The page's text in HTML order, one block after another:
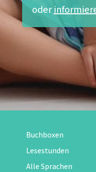
oder
Buchboxen
Lesestunden
Alle Sprachen